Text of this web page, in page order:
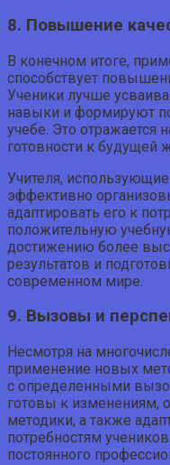
8. Повышение
В конечном итоге,
способствует
Ученики лучше
навыки и формируют
учебе. Это отражается
готовности к будущей
Учителя,
эффективно
адаптировать его к
положительную
достижению более
результатов и
современном мире.
9. Вызовы и
Несмотря на
применение новых
с определенными
готовы к изменениям,
методики, а также
потребностям
постоянного